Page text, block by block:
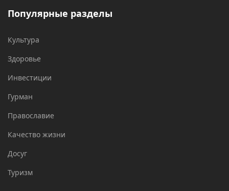
Популярные разделы
Культура
Здоровье
Инвестиции
Гурман
Православие
Качество жизни
Досуг
Туризм